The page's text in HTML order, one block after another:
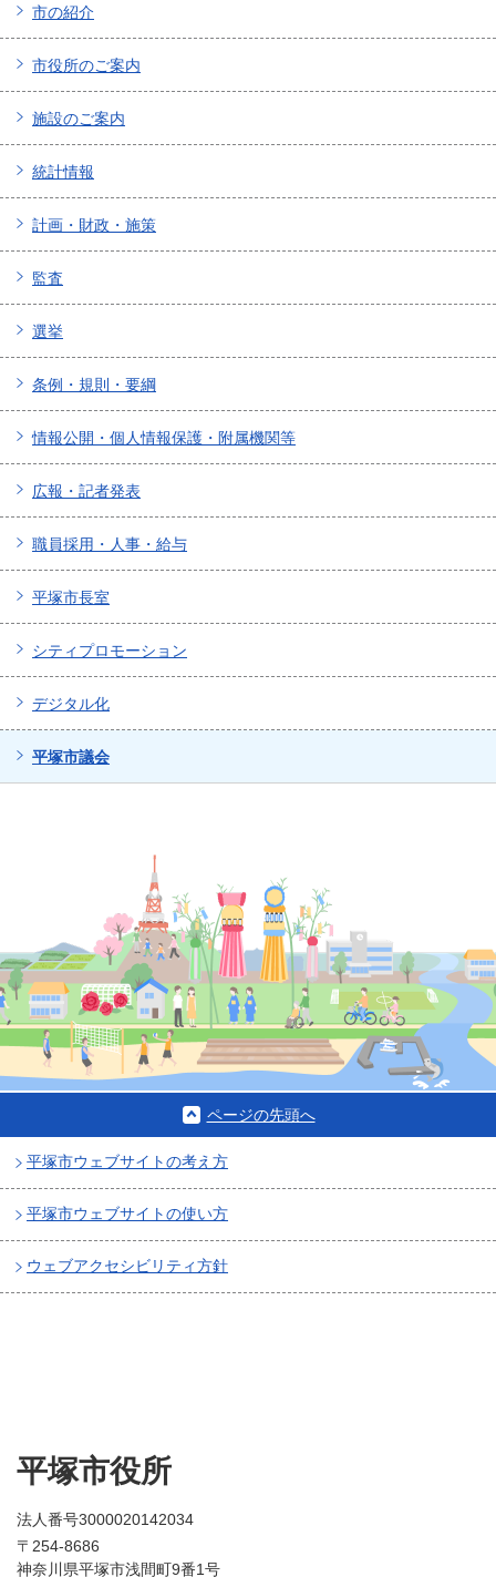
市の紹介
市役所のご案内
施設のご案内
統計情報
計画・財政・施策
監査
選挙
条例・規則・要綱
情報公開・個人情報保護・附属機関等
広報・記者発表
職員採用・人事・給与
平塚市長室
シティプロモーション
デジタル化
平塚市議会
ページの先頭へ
平塚市ウェブサイトの考え方
平塚市ウェブサイトの使い方
ウェブアクセシビリティ方針
平塚市役所
法人番号3000020142034
〒254-8686
神奈川県平塚市浅間町9番1号